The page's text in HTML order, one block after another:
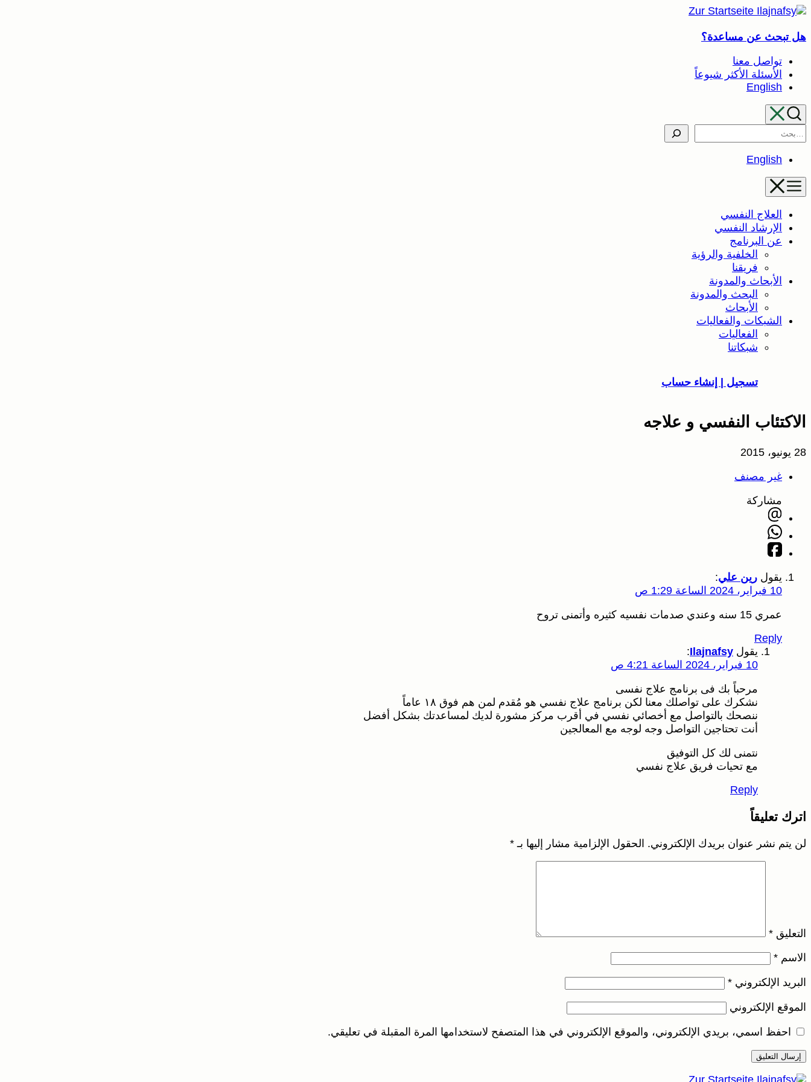
تخطى
المحتوى
هل تبحث عن مساعدة؟
تواصل معنا
الأسئلة الأكثر شيوعاً
English
Search
English
العلاج النفسي
الإرشاد النفسي
عن البرنامج
الخلفية والرؤية
فريقنا
الأبحاث والمدونة
البحث والمدونة
الأبحاث
الشبكات والفعاليات
الفعاليات
شبكاتنا
تسجيل | إنشاء حساب
الاكتئاب النفسي و علاجه
28 يونيو، 2015
غير مصنف
مشاركة
يقول رين علي:
10 فبراير، 2024 الساعة 1:29 ص
عمري 15 سنه وعندي صدمات نفسيه كثيره وأتمنى تروح
Reply
يقول Ilajnafsy
:
10 فبراير، 2024 الساعة 4:21 ص
مرحباً بك فى برنامج علاج نفسى
نشكرك على تواصلك معنا لكن برنامج علاج نفسي هو مُقدم لمن هم فوق ١٨ عاماً
ننصحك بالتواصل مع أخصائي نفسي في أقرب مركز مشورة لديك لمساعدتك بشكل أفضل
أنت تحتاجين التواصل وجه لوجه مع المعالجين
نتمنى لك كل التوفيق
مع تحيات فريق علاج نفسي
Reply
اترك تعليقاً
لن يتم نشر عنوان بريدك الإلكتروني. الحقول الإلزامية مشار إليها بـ *
التعليق *
الاسم *
البريد الإلكتروني *
الموقع الإلكتروني
احفظ اسمي، بريدي الإلكتروني، والموقع الإلكتروني في هذا المتصفح لاستخدامها المرة المقبلة في تعليقي.